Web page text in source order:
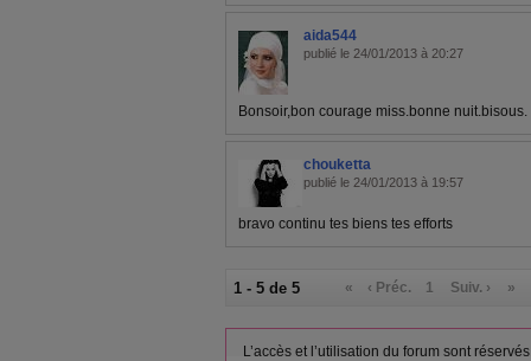
aida544
publié le 24/01/2013 à 20:27
Bonsoir,bon courage miss.bonne nuit.bisous.
chouketta
publié le 24/01/2013 à 19:57
bravo continu tes biens tes efforts
1 - 5 de 5 « ‹ Préc. 1 Suiv. › »
L’accès et l’utilisation du forum sont